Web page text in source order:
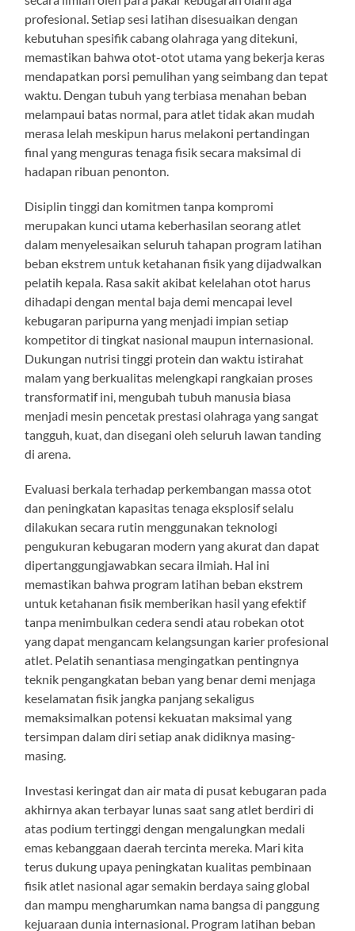
profesional. Setiap sesi latihan disesuaikan dengan
kebutuhan spesifik cabang olahraga yang ditekuni,
memastikan bahwa otot-otot utama yang bekerja keras
mendapatkan porsi pemulihan yang seimbang dan tepat
waktu. Dengan tubuh yang terbiasa menahan beban
melampaui batas normal, para atlet tidak akan mudah
merasa lelah meskipun harus melakoni pertandingan
final yang menguras tenaga fisik secara maksimal di
hadapan ribuan penonton.
Disiplin tinggi dan komitmen tanpa kompromi
merupakan kunci utama keberhasilan seorang atlet
dalam menyelesaikan seluruh tahapan program latihan
beban ekstrem untuk ketahanan fisik yang dijadwalkan
pelatih kepala. Rasa sakit akibat kelelahan otot harus
dihadapi dengan mental baja demi mencapai level
kebugaran paripurna yang menjadi impian setiap
kompetitor di tingkat nasional maupun internasional.
Dukungan nutrisi tinggi protein dan waktu istirahat
malam yang berkualitas melengkapi rangkaian proses
transformatif ini, mengubah tubuh manusia biasa
menjadi mesin pencetak prestasi olahraga yang sangat
tangguh, kuat, dan disegani oleh seluruh lawan tanding
di arena.
Evaluasi berkala terhadap perkembangan massa otot
dan peningkatan kapasitas tenaga eksplosif selalu
dilakukan secara rutin menggunakan teknologi
pengukuran kebugaran modern yang akurat dan dapat
dipertanggungjawabkan secara ilmiah. Hal ini
memastikan bahwa program latihan beban ekstrem
untuk ketahanan fisik memberikan hasil yang efektif
tanpa menimbulkan cedera sendi atau robekan otot
yang dapat mengancam kelangsungan karier profesional
atlet. Pelatih senantiasa mengingatkan pentingnya
teknik pengangkatan beban yang benar demi menjaga
keselamatan fisik jangka panjang sekaligus
memaksimalkan potensi kekuatan maksimal yang
tersimpan dalam diri setiap anak didiknya masing-
masing.
Investasi keringat dan air mata di pusat kebugaran pada
akhirnya akan terbayar lunas saat sang atlet berdiri di
atas podium tertinggi dengan mengalungkan medali
emas kebanggaan daerah tercinta mereka. Mari kita
terus dukung upaya peningkatan kualitas pembinaan
fisik atlet nasional agar semakin berdaya saing global
dan mampu mengharumkan nama bangsa di panggung
kejuaraan dunia internasional. Program latihan beban